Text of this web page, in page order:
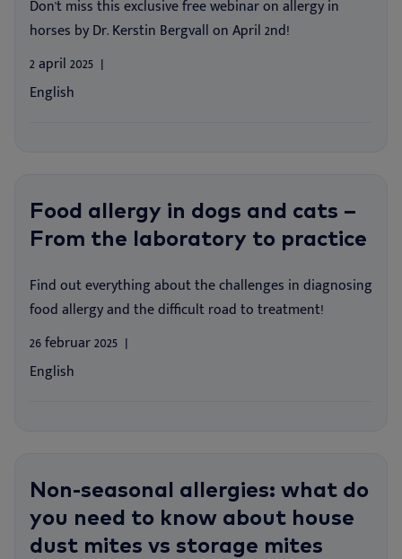
Don't miss this exclusive free webinar on allergy in
horses by Dr. Kerstin Bergvall on April 2nd!
2 april 2025
English
Food allergy in dogs and cats –
From the laboratory to practice
Find out everything about the challenges in diagnosing
food allergy and the difficult road to treatment!
26 februar 2025
English
Non-seasonal allergies: what do
you need to know about house
dust mites vs storage mites